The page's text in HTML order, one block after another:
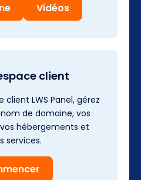
Vidéos
client
LWS Panel, gérez
de domaine, vos
hébergements et
services.